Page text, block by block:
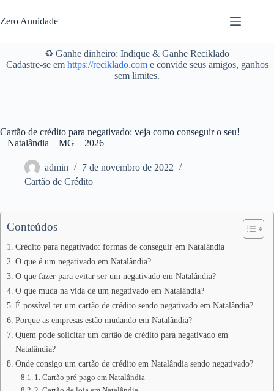
para
o
Zero Anuidade
♻️ Ganhe dinheiro: Indique & Ganhe Reciklado
Cadastre-se em https://reciklado.come convide seus amigos, ganhos
sem limites.
Cartão de crédito para negativado: veja como conseguir o seu!
– Natalândia – MG – 2026
admin
7 de novembro de 2022
Cartão de Crédito
Conteúdos
Crédito para negativado: formas de conseguir em Natalândia
O que é um negativado em Natalândia?
O que fazer para evitar ser um negativado em Natalândia?
O que muda na vida de um negativado em Natalândia?
É possível ter um cartão de crédito sendo negativado em Natalândia?
Porque as empresas estão mudando em Natalândia?
Quem pode solicitar um cartão de crédito para negativado em
Natalândia?
Onde consigo um cartão de crédito em Natalândia sendo negativado?
1. Cartão pré-pago em Natalândia